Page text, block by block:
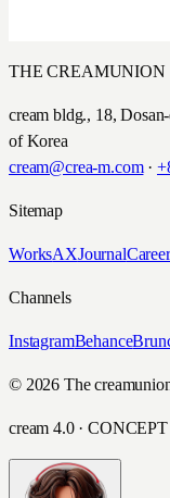
THE CREAMUNION
cream bldg., 18,
of Korea
cream@crea-m.com·
Sitemap
WorksAXJournal
Channels
InstagramBehance
© 2026 The
cream 4.0 ·